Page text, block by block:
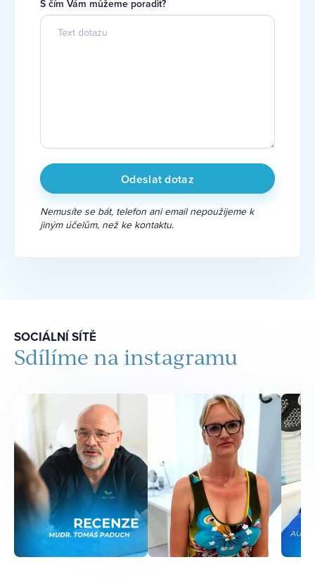
S čím Vám můžeme poradit?
Nemusíte se bát, telefon ani email nepoužijeme k
jiným účelům, než ke kontaktu.
SOCIÁLNÍ SÍTĚ
Sdílíme na instagramu